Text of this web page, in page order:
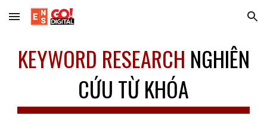
Skip to main content Skip to navigation
KEYWORD RESEARCH NGHIÊN
CỨU TỪ KHÓA